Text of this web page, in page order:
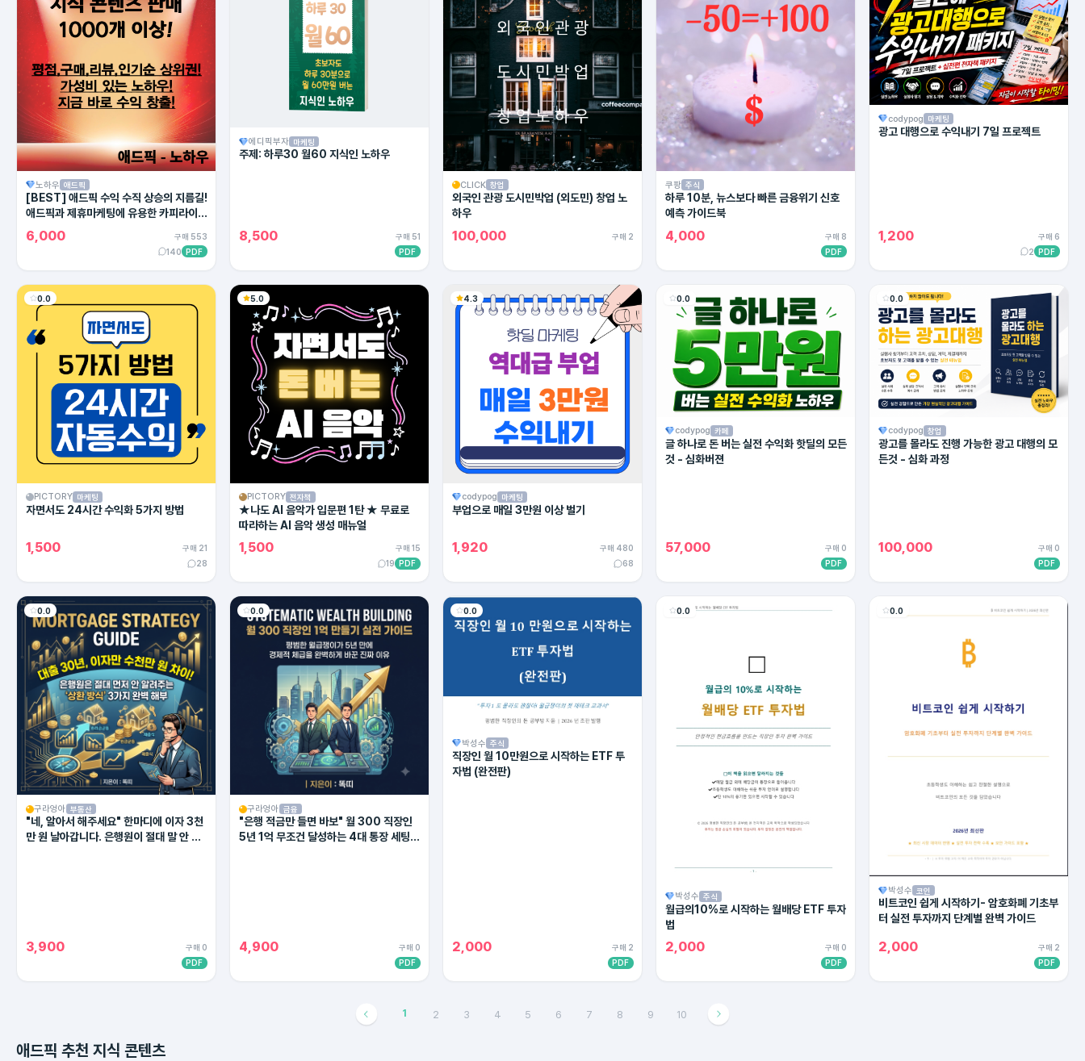
노하우 애드픽
[BEST] 애드픽 수익 수직 상승의 지름길!
애드픽과 제휴마케팅에 유용한 카피라이팅
의 모든 방법!
6,000
구매 553
140 PDF
에디픽부자 마케팅
주제: 하루30 월60 지식인 노하우
8,500
구매 51
PDF
CLICK 창업
외국인 관광 도시민박업 (외도민) 창업 노
하우
100,000 구매 2
쿠팡 주식
하루 10분, 뉴스보다 빠른 금융위기 신호
예측 가이드북
4,000
구매 8
PDF
codypog 마케팅
광고 대행으로 수익내기 7일 프로젝트
1,200
구매 6
2 PDF
0.0
PICTORY 마케팅
자면서도 24시간 수익화 5가지 방법
1,500
구매 21
28
5.0
PICTORY 전자책
★나도 AI 음악가 입문편 1탄 ★ 무료로
따라하는 AI 음악 생성 매뉴얼
1,500
구매 15
19
PDF
4.3
codypog 마케팅
부업으로 매일 3만원 이상 벌기
1,920
구매 480
68
0.0
codypog 카페
글 하나로 돈 버는 실전 수익화 핫딜의 모든
것 - 심화버젼
57,000
구매 0
PDF
0.0
codypog 창업
광고를 몰라도 진행 가능한 광고 대행의 모
든것 - 심화 과정
100,000
구매 0
PDF
0.0
구라엉아 부동산
"네, 알아서 해주세요" 한마디에 이자 3천
만 원 날아갑니다. 은행원이 절대 말 안 해
3,900
구매 0
PDF
0.0
구라엉아 금융
"은행 적금만 들면 바보" 월 300 직장인
5년 1억 무조건 달성하는 4대 통장 세팅법
4,900
구매 0
PDF
0.0
박성수 주식
직장인 월 10만원으로 시작하는 ETF 투
자법 (완전판)
2,000
구매 2
PDF
0.0
박성수 주식
월급의10%로 시작하는 월배당 ETF 투자
법
2,000
구매 0
PDF
0.0
박성수 코인
비트코인 쉽게 시작하기- 암호화폐 기초부
터 실전 투자까지 단계별 완벽 가이드
2,000
구매 2
PDF
1 2 3 4 5 6 7 8 9 10
애드픽 추천 지식 콘텐츠